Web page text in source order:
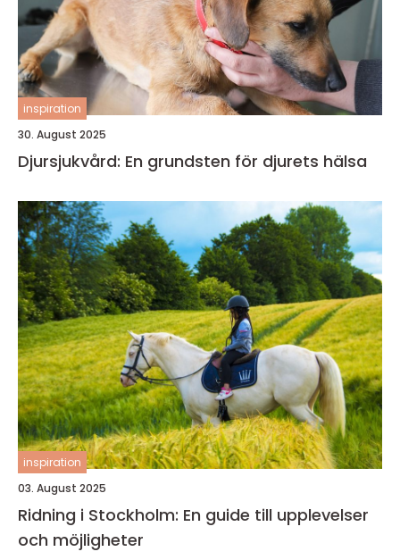
inspiration
30. August 2025
Djursjukvård: En grundsten för djurets hälsa
inspiration
03. August 2025
Ridning i Stockholm: En guide till upplevelser
och möjligheter